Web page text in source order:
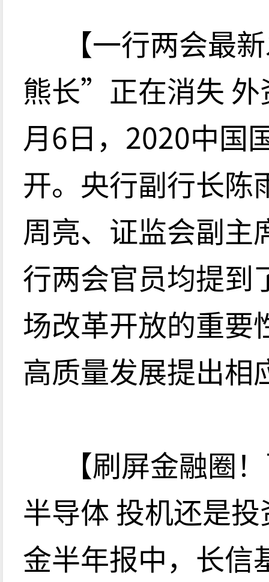
【一行两会最
熊长”正在消失 外
月6日，2020中国
开。央行副行长陈
周亮、证监会副主
行两会官员均提到
场改革开放的重要
高质量发展提出相
【刷屏金融圈
半导体 投机还是
金半年报中，长信